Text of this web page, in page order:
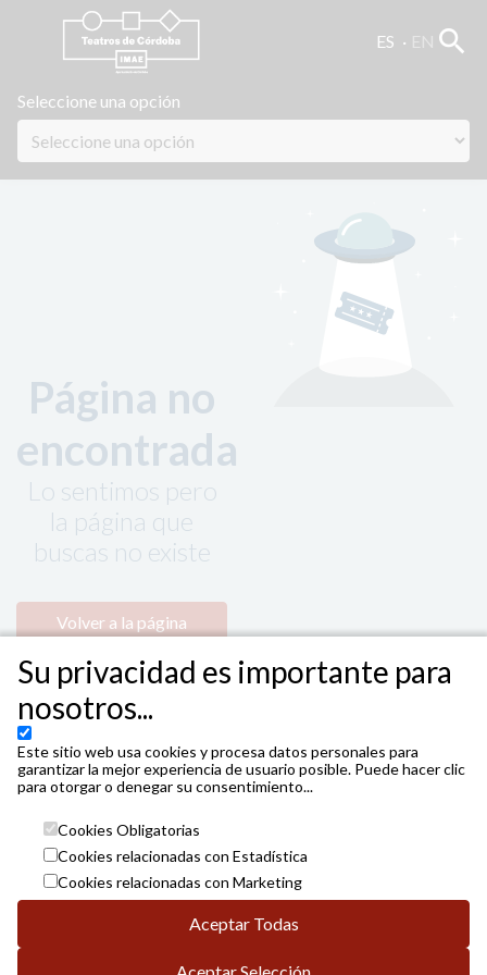
ES search
Seleccione una opción
Página no
encontrada
Lo sentimos pero
la página que
buscas no existe
Volver a la página
Su privacidad es importante para
nosotros...
Este sitio web usa cookies y procesa datos personales para
garantizar la mejor experiencia de usuario posible. Puede hacer clic
para otorgar o denegar su consentimiento...
Cookies Obligatorias
Cookies relacionadas con Estadística
Cookies relacionadas con Marketing
Aceptar Todas